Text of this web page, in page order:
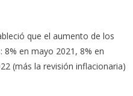
que el aumento de los
en mayo 2021, 8% en
(más la revisión inflacionaria)